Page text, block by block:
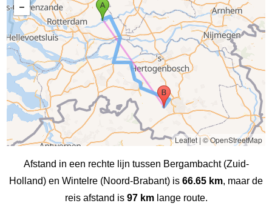
Leaflet|© OpenStreetMap
Afstand in een rechte lijn tussen Bergambacht (Zuid-
Holland) en Wintelre (Noord-Brabant) is 66.65 km, maar de
reis afstand is 97 kmlange route.